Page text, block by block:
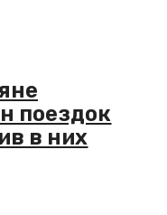
поездок
в них